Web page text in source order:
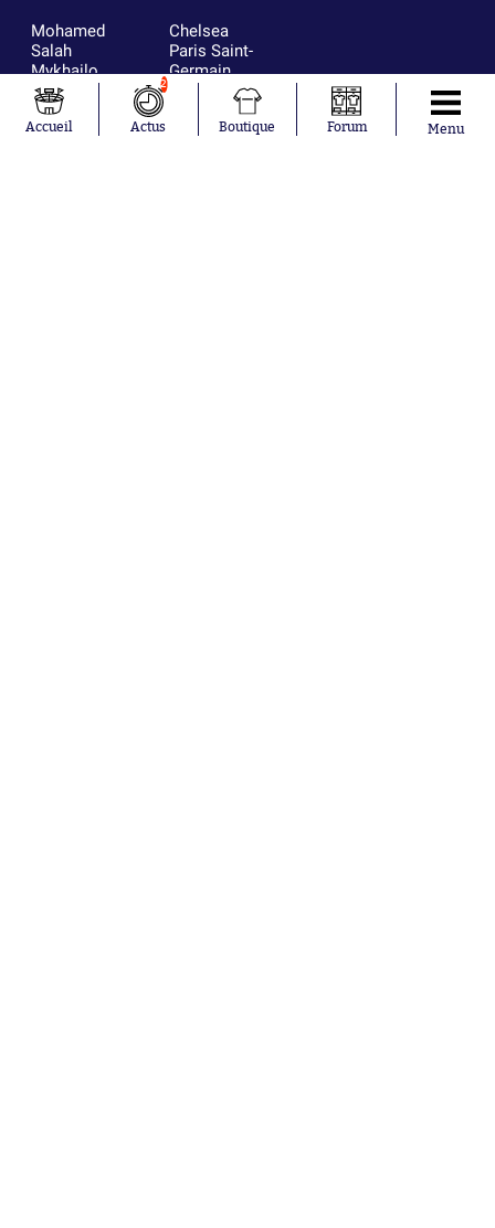
Mohamed
Salah
Mykhailo
Mudryk
Neymar
Khalis Merah
Chelsea
Paris Saint-
Germain
Bordeaux
Olympique
lyonnais
Accueil
2
Actus Boutique Forum Menu